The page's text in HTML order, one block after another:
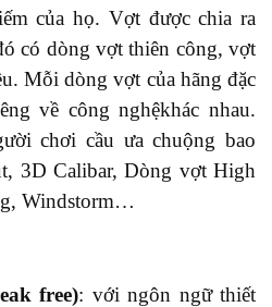
của họ. Vợt được chia ra
có dòng vợt thiên công, vợt
Mỗi dòng vợt của hãng đặc
về công nghệkhác nhau.
chơi cầu ưa chuộng bao
3D Calibar, Dòng vợt High
Windstorm…
free): với ngôn ngữ thiết